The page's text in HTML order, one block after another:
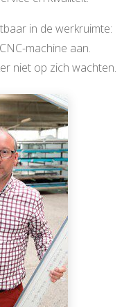
in de werkruimte:
machine aan.
niet op zich wachten.